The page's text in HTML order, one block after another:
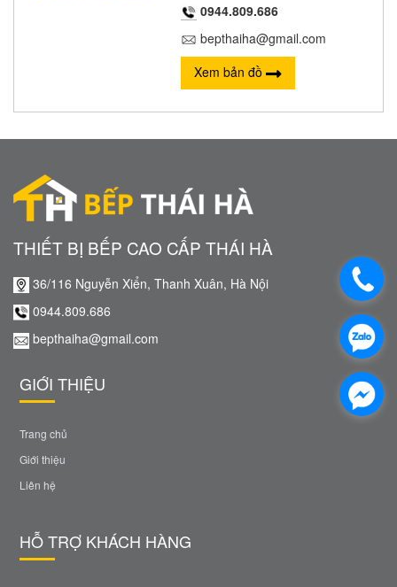
0944.809.686
bepthaiha@gmail.com
Xem bản đồ
THIẾT BỊ BẾP CAO CẤP THÁI HÀ
36/116 Nguyễn Xiển, Thanh Xuân, Hà Nội
0944.809.686
bepthaiha@gmail.com
GIỚI THIỆU
Trang chủ
Giới thiệu
Liên hệ
HỖ TRỢ KHÁCH HÀNG